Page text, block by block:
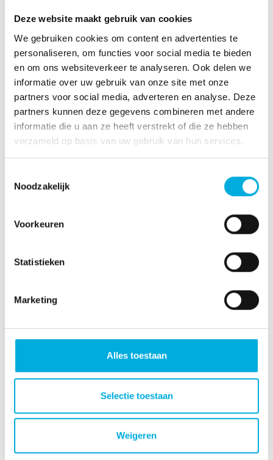
Deze website maakt gebruik van cookies
We gebruiken cookies om content en advertenties te
personaliseren, om functies voor social media te bieden
en om ons websiteverkeer te analyseren. Ook delen we
informatie over uw gebruik van onze site met onze
partners voor social media, adverteren en analyse. Deze
partners kunnen deze gegevens combineren met andere
informatie die u aan ze heeft verstrekt of die ze hebben
verzameld op basis van uw gebruik van hun services.
Noodzakelijk
Voorkeuren
Statistieken
Marketing
Alles toestaan
Selectie toestaan
Weigeren
de brouwdynastie. Brouwerij Bosteels heeft een echte
passie voor brouwen, en die passie hopen wij nog vele
jaren te mogen ondersteunen met onze kennis en
ervaring.
Meer informatie?
Michael Derksen
Managing Director
michael.derksen@batenburg.com